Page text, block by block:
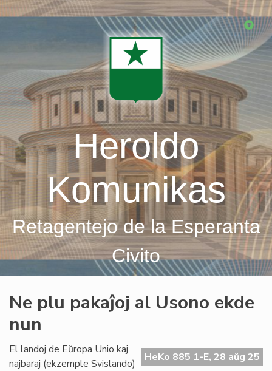
Skip
Heroldo
Komunikas
Retagentejo de la Esperanta
Civito
Ne plu pakaĵoj al Usono ekde
nun
HeKo 885 1-E, 28 aŭg 25
El landoj de Eŭropa Unio kaj
najbaraj (ekzemple Svislando)